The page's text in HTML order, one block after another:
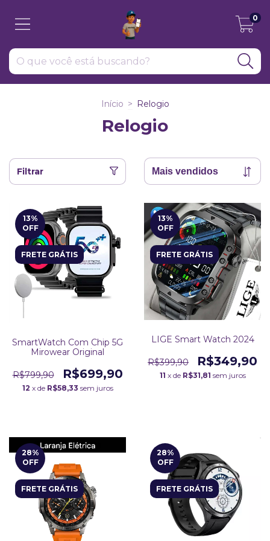
0
Início > Relogio
Relogio
Filtrar
13%
OFF
FRETE GRÁTIS
SmartWatch Com Chip 5G
Mirowear Original
R$799,90 R$699,90
12 x de R$58,33 sem juros
13%
OFF
FRETE GRÁTIS
LIGE Smart Watch 2024
R$399,90 R$349,90
11 x de R$31,81 sem juros
28%
OFF
FRETE GRÁTIS
28%
OFF
FRETE GRÁTIS